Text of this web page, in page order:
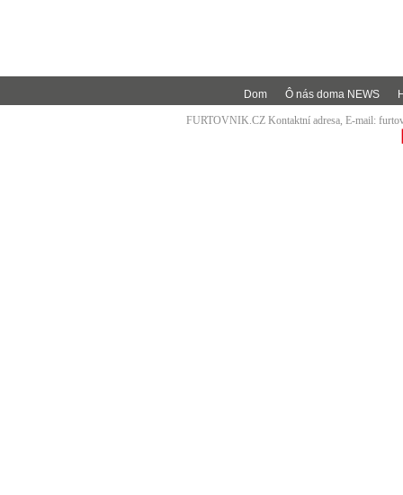
Dom Ô nás doma NEWS
FURTOVNIK.CZ Kontaktní adresa, E-mail: